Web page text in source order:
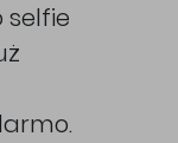
selfie